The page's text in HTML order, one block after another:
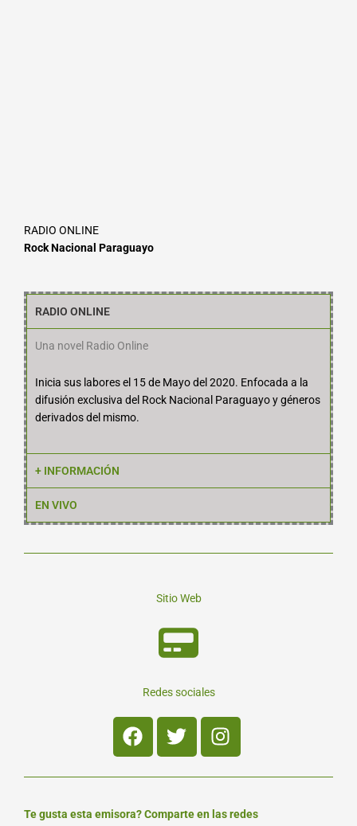
RADIO ONLINE
Rock Nacional Paraguayo
RADIO ONLINE
Una novel Radio Online
Inicia sus labores el 15 de Mayo del 2020. Enfocada a la
difusión exclusiva del Rock Nacional Paraguayo y géneros
derivados del mismo.
+ INFORMACIÓN
EN VIVO
Sitio Web
Redes sociales
Facebook
TwitterInstagram
Te gusta esta emisora? Comparte en las redes